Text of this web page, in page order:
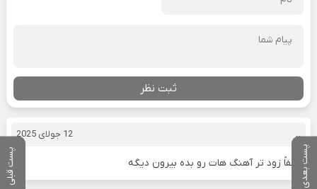
پست بعدی پست قبلی
ثبت نظر
.. 12 جولای 2025
لطفاً زود تر آهنگ هات رو بده بیرون دیگه